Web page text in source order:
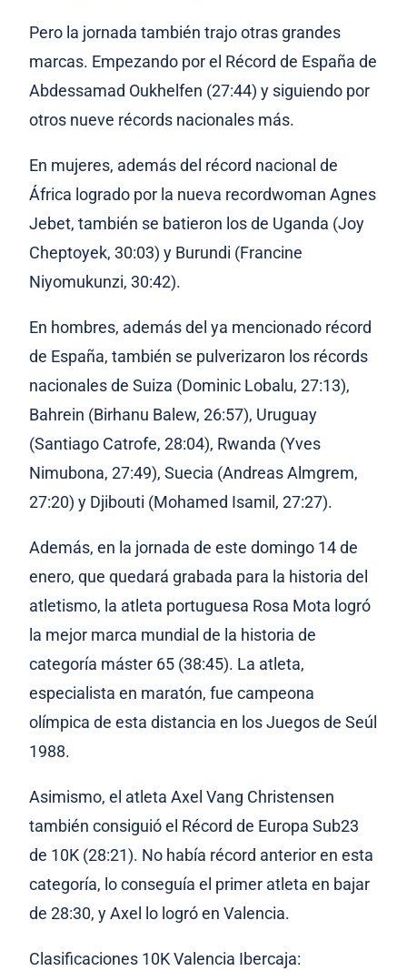
Pero la jornada también trajo otras grandes
marcas. Empezando por el Récord de España de
Abdessamad Oukhelfen (27:44) y siguiendo por
otros nueve récords nacionales más.
En mujeres, además del récord nacional de
África logrado por la nueva recordwoman Agnes
Jebet, también se batieron los de Uganda (Joy
Cheptoyek, 30:03) y Burundi (Francine
Niyomukunzi, 30:42).
En hombres, además del ya mencionado récord
de España, también se pulverizaron los récords
nacionales de Suiza (Dominic Lobalu, 27:13),
Bahrein (Birhanu Balew, 26:57), Uruguay
(Santiago Catrofe, 28:04), Rwanda (Yves
Nimubona, 27:49), Suecia (Andreas Almgrem,
27:20) y Djibouti (Mohamed Isamil, 27:27).
Además, en la jornada de este domingo 14 de
enero, que quedará grabada para la historia del
atletismo, la atleta portuguesa Rosa Mota logró
la mejor marca mundial de la historia de
categoría máster 65 (38:45). La atleta,
especialista en maratón, fue campeona
olímpica de esta distancia en los Juegos de Seúl
1988.
Asimismo, el atleta Axel Vang Christensen
también consiguió el Récord de Europa Sub23
de 10K (28:21). No había récord anterior en esta
categoría, lo conseguía el primer atleta en bajar
de 28:30, y Axel lo logró en Valencia.
Clasificaciones 10K Valencia Ibercaja: